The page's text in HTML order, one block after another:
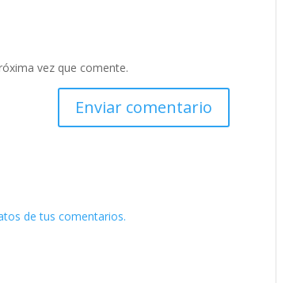
vez que comente.
de tus comentarios.